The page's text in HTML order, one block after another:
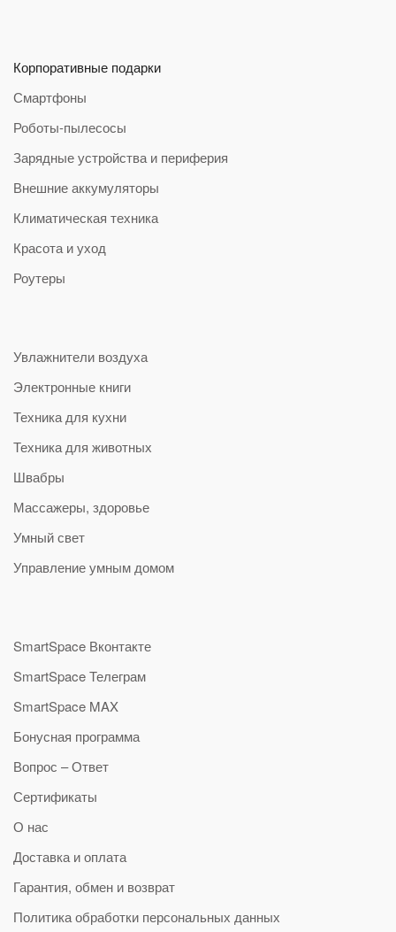
Корпоративные подарки
Смартфоны
Роботы-пылесосы
Зарядные устройства и периферия
Внешние аккумуляторы
Климатическая техника
Красота и уход
Роутеры
Увлажнители воздуха
Электронные книги
Техника для кухни
Техника для животных
Швабры
Массажеры, здоровье
Умный свет
Управление умным домом
SmartSpace Вконтакте
SmartSpace Телеграм
SmartSpace MAX
Бонусная программа
Вопрос – Ответ
Сертификаты
О нас
Доставка и оплата
Гарантия, обмен и возврат
Политика обработки персональных данных